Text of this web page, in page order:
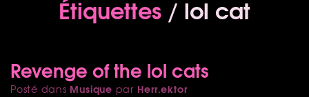
Étiquettes / lol cat
Revenge of the lol cats
Posté dans Musique par Herr.ektor